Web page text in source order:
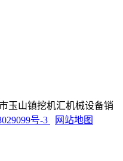
玉山镇挖机汇机械设备销
号-3 网站地图